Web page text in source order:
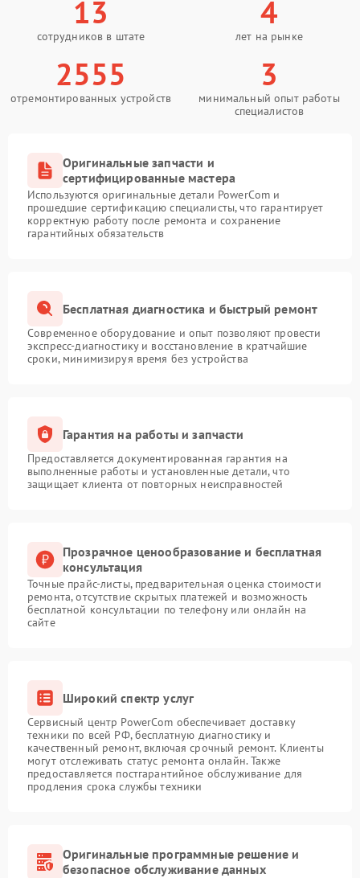
13
сотрудников в штате
4
лет на рынке
2555
отремонтированных устройств
3
минимальный опыт работы
специалистов
Оригинальные запчасти и
сертифицированные мастера
Используются оригинальные детали PowerCom и
прошедшие сертификацию специалисты, что гарантирует
корректную работу после ремонта и сохранение
гарантийных обязательств
Бесплатная диагностика и быстрый ремонт
Современное оборудование и опыт позволяют провести
экспресс-диагностику и восстановление в кратчайшие
сроки, минимизируя время без устройства
Гарантия на работы и запчасти
Предоставляется документированная гарантия на
выполненные работы и установленные детали, что
защищает клиента от повторных неисправностей
Прозрачное ценообразование и бесплатная
консультация
Точные прайс-листы, предварительная оценка стоимости
ремонта, отсутствие скрытых платежей и возможность
бесплатной консультации по телефону или онлайн на
сайте
Широкий спектр услуг
Сервисный центр PowerCom обеспечивает доставку
техники по всей РФ, бесплатную диагностику и
качественный ремонт, включая срочный ремонт. Клиенты
могут отслеживать статус ремонта онлайн. Также
предоставляется постгарантийное обслуживание для
продления срока службы техники
Оригинальные программные решение и
безопасное обслуживание данных